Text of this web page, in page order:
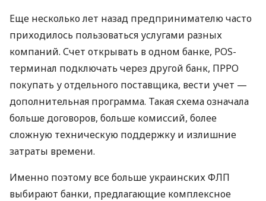
Еще несколько лет назад предпринимателю часто
приходилось пользоваться услугами разных
компаний. Счет открывать в одном банке, POS-
терминал подключать через другой банк, ПРРО
покупать у отдельного поставщика, вести учет —
дополнительная программа. Такая схема означала
больше договоров, больше комиссий, более
сложную техническую поддержку и излишние
затраты времени.
Именно поэтому все больше украинских ФЛП
выбирают банки, предлагающие комплексное